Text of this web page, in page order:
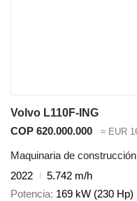
Volvo L110F-ING
COP 620.000.000
≈ EUR
Maquinaria de
2022
5.742 m/h
Potencia 169 kW (230 Hp)